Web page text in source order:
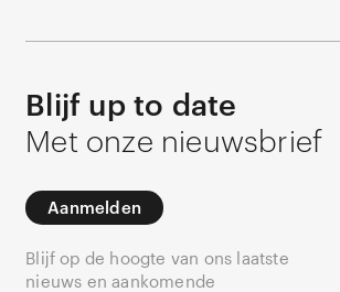
Blijf up to date
Met onze nieuwsbrief
Aanmelden
Blijf op de hoogte van ons laatste
nieuws en aankomende